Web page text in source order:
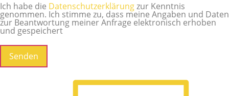
Ich habe die Datenschutzerklärungzur Kenntnis
genommen. Ich stimme zu, dass meine Angaben und Daten
zur Beantwortung meiner Anfrage elektronisch erhoben
und gespeichert
Senden